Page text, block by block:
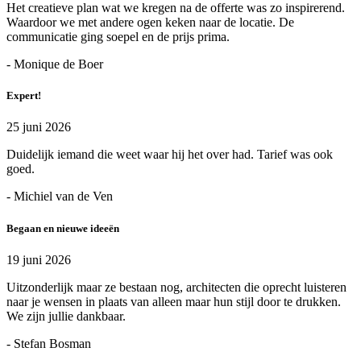
Het creatieve plan wat we kregen na de offerte was zo inspirerend.
Waardoor we met andere ogen keken naar de locatie. De
communicatie ging soepel en de prijs prima.
- Monique de Boer
Expert!
25 juni 2026
Duidelijk iemand die weet waar hij het over had. Tarief was ook
goed.
- Michiel van de Ven
Begaan en nieuwe ideeën
19 juni 2026
Uitzonderlijk maar ze bestaan nog, architecten die oprecht luisteren
naar je wensen in plaats van alleen maar hun stijl door te drukken.
We zijn jullie dankbaar.
- Stefan Bosman